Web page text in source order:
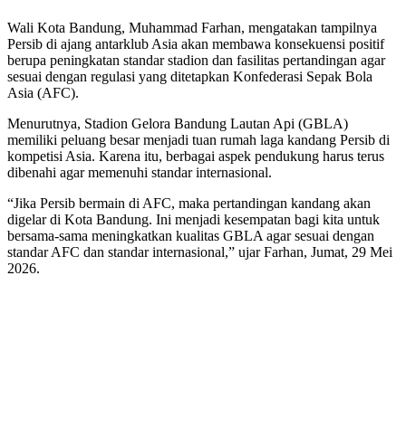
Wali Kota Bandung, Muhammad Farhan, mengatakan tampilnya
Persib di ajang antarklub Asia akan membawa konsekuensi positif
berupa peningkatan standar stadion dan fasilitas pertandingan agar
sesuai dengan regulasi yang ditetapkan Konfederasi Sepak Bola
Asia (AFC).
Menurutnya, Stadion Gelora Bandung Lautan Api (GBLA)
memiliki peluang besar menjadi tuan rumah laga kandang Persib di
kompetisi Asia. Karena itu, berbagai aspek pendukung harus terus
dibenahi agar memenuhi standar internasional.
“Jika Persib bermain di AFC, maka pertandingan kandang akan
digelar di Kota Bandung. Ini menjadi kesempatan bagi kita untuk
bersama-sama meningkatkan kualitas GBLA agar sesuai dengan
standar AFC dan standar internasional,” ujar Farhan, Jumat, 29 Mei
2026.